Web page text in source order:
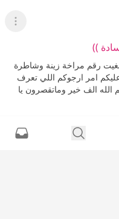
عرض
))
بغيت رقم مراخة زينة وشاطرة
امر ارجوكم اللي تعرف
الف خير وماتقصرون يا